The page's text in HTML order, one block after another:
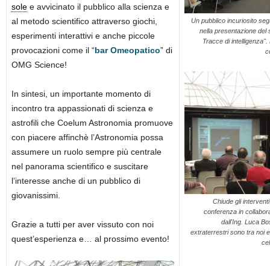
sole e avvicinato il pubblico alla scienza e
al metodo scientifico attraverso giochi,
esperimenti interattivi e anche piccole
provocazioni come il “bar Omeopatico” di
OMG Science!
In sintesi, un importante momento di
incontro tra appassionati di scienza e
astrofili che Coelum Astronomia promuove
con piacere affinchè l’Astronomia possa
assumere un ruolo sempre più centrale
nel panorama scientifico e suscitare
l’interesse anche di un pubblico di
giovanissimi.
Grazie a tutti per aver vissuto con noi
quest’esperienza e… al prossimo evento!
Un pubblico incuriosito
nella presentazione del
Tracce di
Chiude gli
conferenza in
dall'Ing. Luca
extraterrestri sono tra noi